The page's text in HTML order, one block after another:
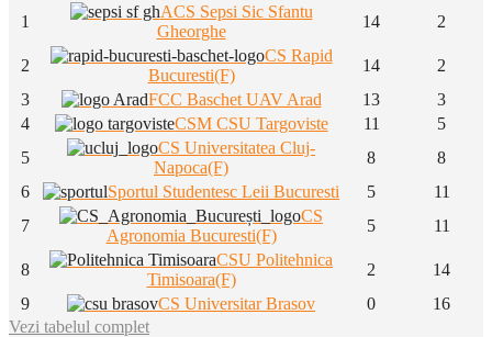
1
ACS Sepsi Sic Sfantu
Gheorghe
14 2
2
CS Rapid
Bucuresti(F)
14
2
3
FCC Baschet UAV Arad 13
3
4
CSM CSU Targoviste 11
5
5
CS Universitatea Cluj-
Napoca(F)
8
8
6
Sportul Studentesc Leii Bucuresti 5
11
7
CS
Agronomia Bucuresti(F)
5 11
8
CSU Politehnica
Timisoara(F)
2
14
9
CS Universitar Brasov 0
16
Vezi tabelul complet